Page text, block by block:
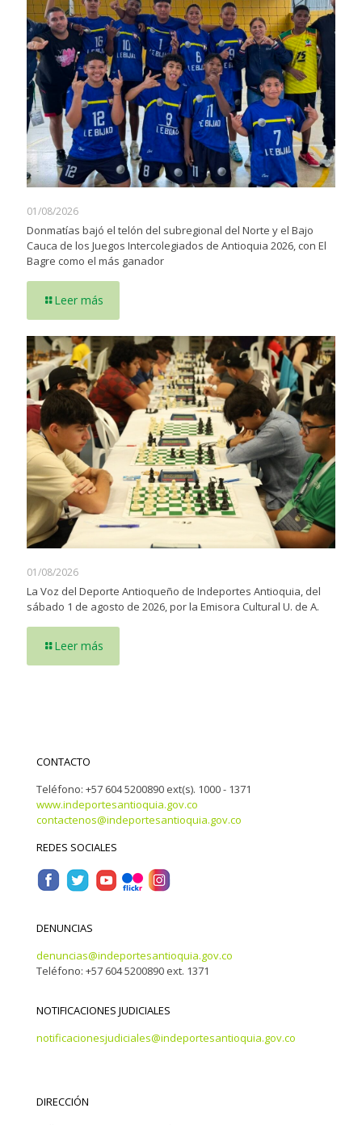
01/08/2026
Donmatías bajó el telón del subregional del Norte y el Bajo
Cauca de los Juegos Intercolegiados de Antioquia 2026, con El
Bagre como el más ganador
Leer más
01/08/2026
La Voz del Deporte Antioqueño de Indeportes Antioquia, del
sábado 1 de agosto de 2026, por la Emisora Cultural U. de A.
Leer más
CONTACTO
Teléfono: +57 604 5200890 ext(s). 1000 - 1371
www.indeportesantioquia.gov.co
contactenos@indeportesantioquia.gov.co
REDES SOCIALES
DENUNCIAS
denuncias@indeportesantioquia.gov.co
Teléfono: +57 604 5200890 ext. 1371
NOTIFICACIONES JUDICIALES
notificacionesjudiciales@indeportesantioquia.gov.co
DIRECCIÓN